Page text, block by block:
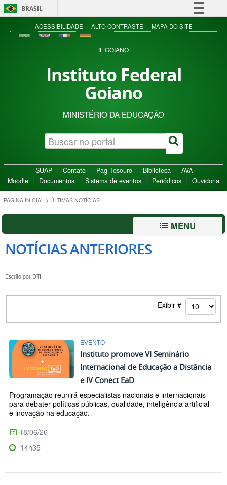
BRASIL
Simplifique!
Acesso à informação
ACESSIBILIDADE ALTO CONTRASTE MAPA DO SITE
IF GOIANO
Instituto Federal
Goiano
MINISTÉRIO DA EDUCAÇÃO
SUAP Contato Pag Tesouro Biblioteca
AVA -
Moodle
Documentos Sistema de eventos Periódicos Ouvidoria
PÁGINA INICIAL > ÚLTIMAS NOTÍCIAS
MENU
NOTÍCIAS ANTERIORES
Escrito por DTI
Exibir #
EVENTO
Instituto promove VI Seminário
Internacional de Educação a Distância
e IV Conect EaD
Programação reunirá especialistas nacionais e internacionais
para debater políticas públicas, qualidade, inteligência artificial
e inovação na educação.
18/06/26
14h35